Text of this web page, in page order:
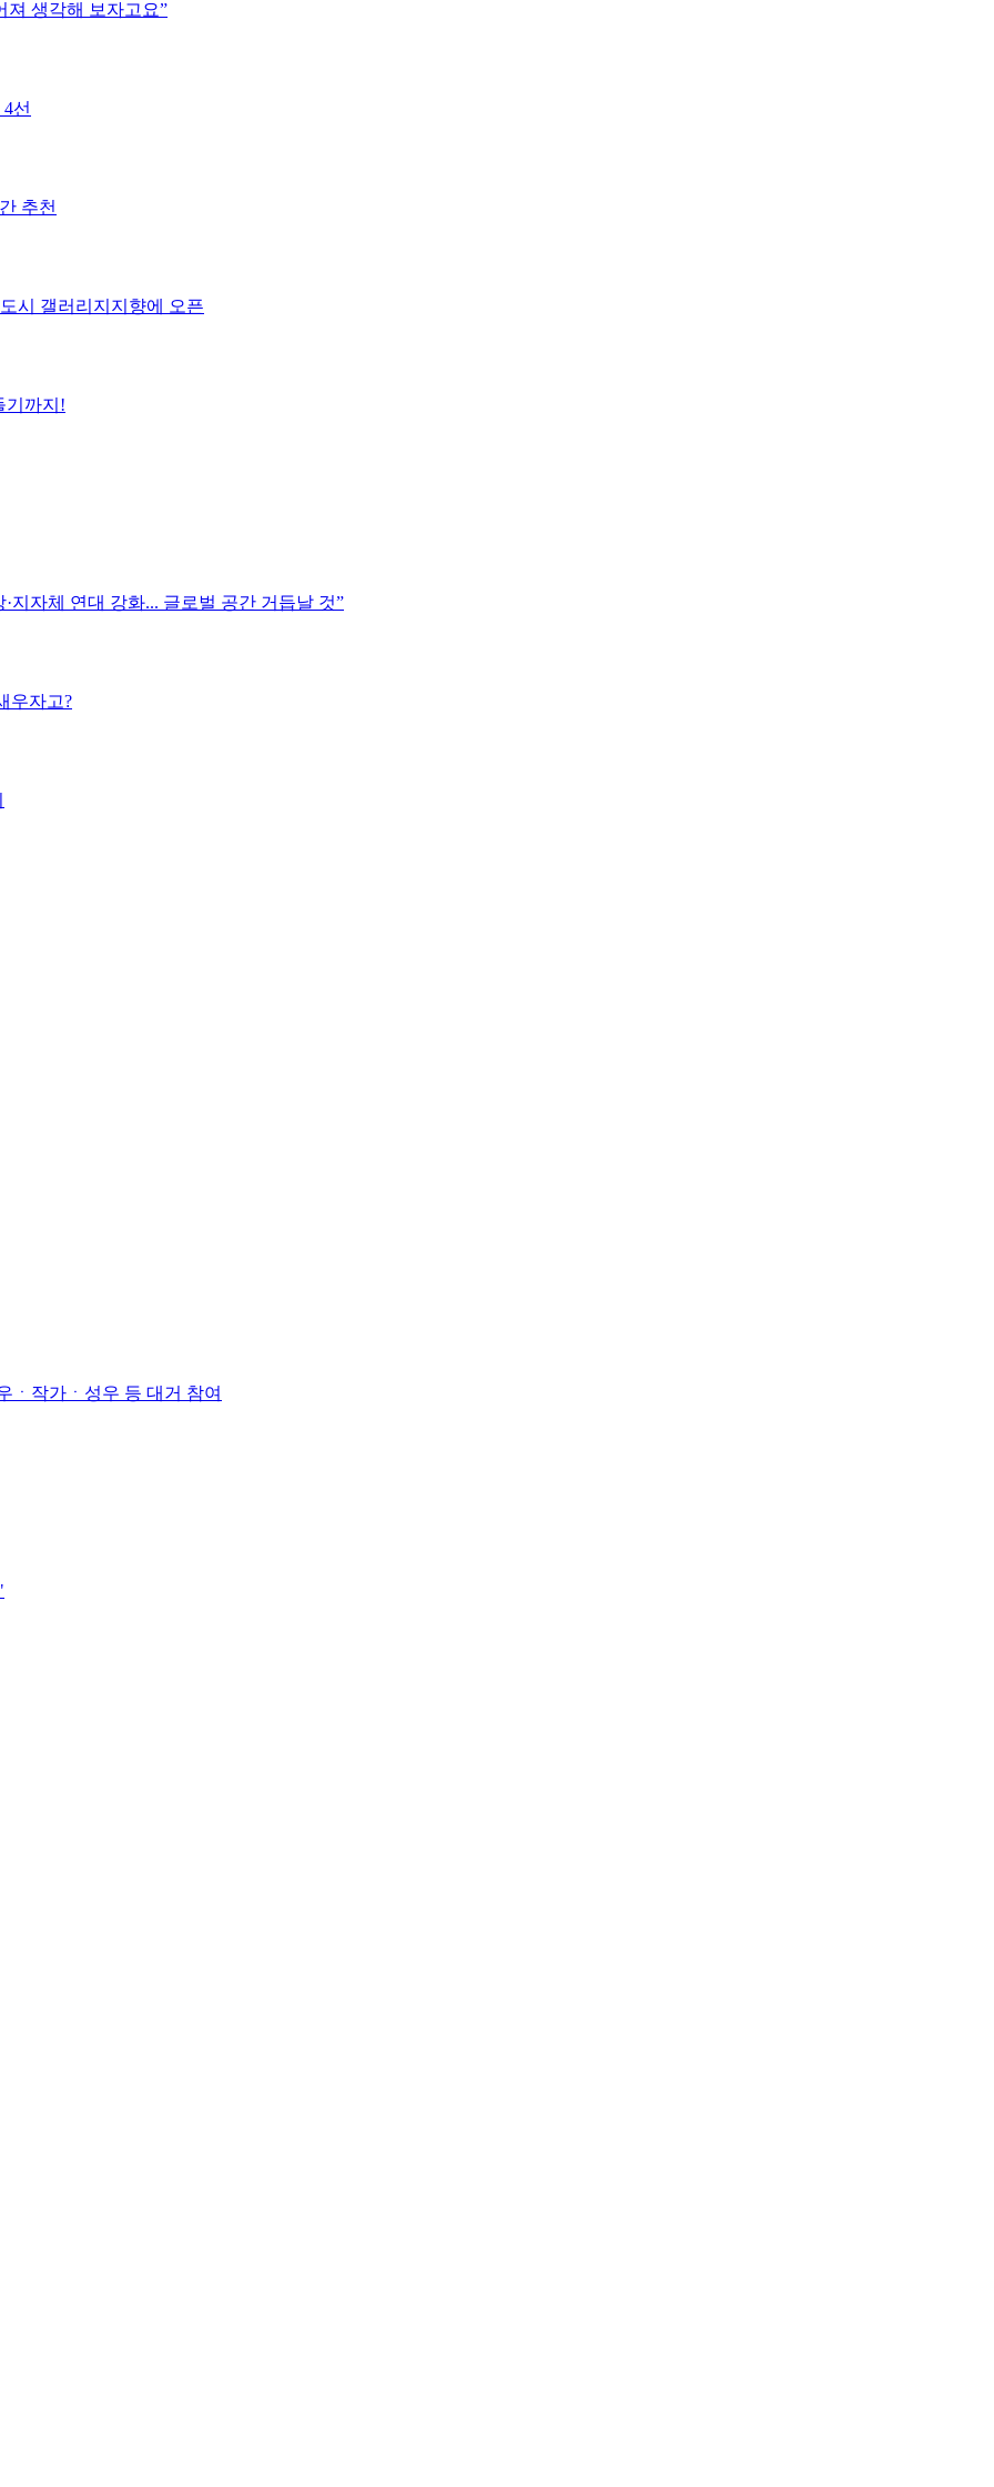
져 생각해 보자고요”
선
추천
시 갤러리지지향에 오픈
기까지!
지자체 연대 강화... 글로벌 공간 거듭날 것”
우자고?
ㆍ작가ㆍ성우 등 대거 참여